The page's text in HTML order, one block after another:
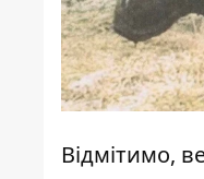
Відмітимо,